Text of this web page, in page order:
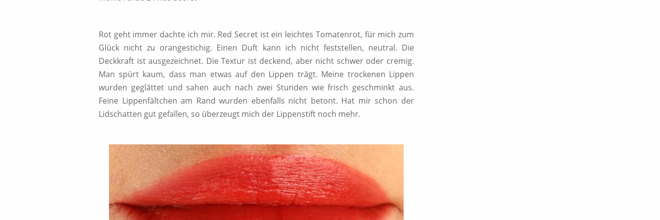
Rot geht immer dachte ich mir. Red Secret ist ein leichtes Tomatenrot, für mich zum
Glück nicht zu orangestichig. Einen Duft kann ich nicht feststellen, neutral. Die
Deckkraft ist ausgezeichnet. Die Textur ist deckend, aber nicht schwer oder cremig.
Man spürt kaum, dass man etwas auf den Lippen trägt. Meine trockenen Lippen
wurden geglättet und sahen auch nach zwei Stunden wie frisch geschminkt aus.
Feine Lippenfältchen am Rand wurden ebenfalls nicht betont. Hat mir schon der
Lidschatten gut gefallen, so überzeugt mich der Lippenstift noch mehr.